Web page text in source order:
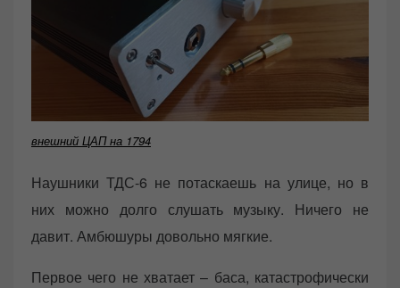
внешний ЦАП на 1794
Наушники ТДС-6 не потаскаешь на улице, но в
них можно долго слушать музыку. Ничего не
давит. Амбюшуры довольно мягкие.
Первое чего не хватает – баса, катастрофически